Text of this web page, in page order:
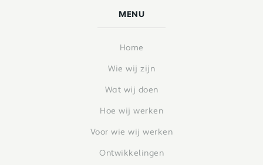
MENU
Home
Wie wij zijn
Wat wij doen
Hoe wij werken
Voor wie wij werken
Ontwikkelingen